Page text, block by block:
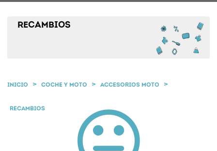
RECAMBIOS
INICIO COCHE Y MOTO ACCESORIOS MOTO
RECAMBIOS